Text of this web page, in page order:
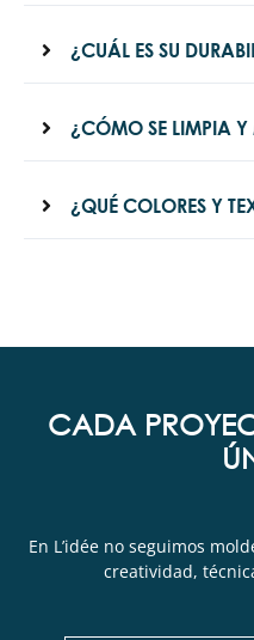
¿CUÁL ES SU
¿CÓMO SE LIMPIA Y
¿QUÉ COLORES Y
CADA
En L’idée no seguimos
creatividad,